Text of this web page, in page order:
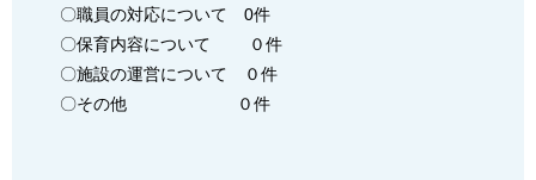
〇職員の対応について 0件
〇保育内容について ０件
〇施設の運営について ０件
〇その他 ０件